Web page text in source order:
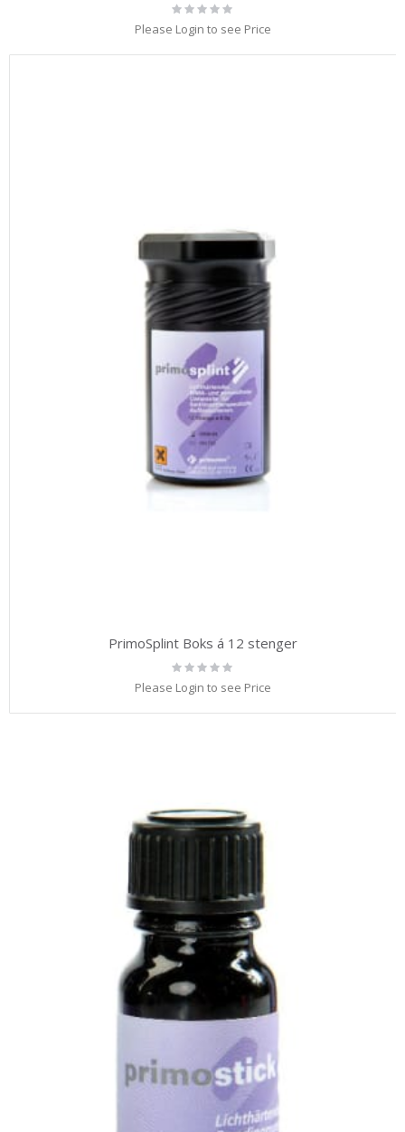
Rating:
0%
Please Login to see Price
PrimoSplint Boks á 12 stenger
Rating:
0%
Please Login to see Price